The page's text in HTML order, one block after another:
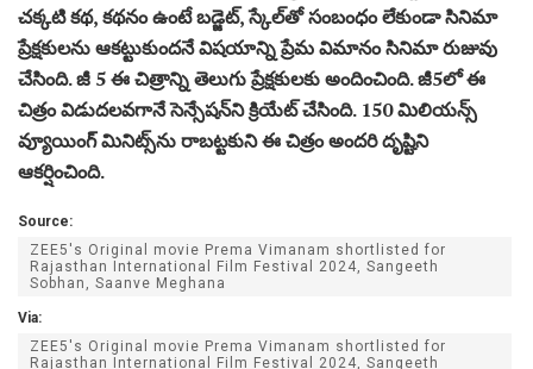
చక్కటి కథ, కథనం ఉంటే బడ్జెట్, స్కేల్‌తో సంబంధం లేకుండా సినిమా
ప్రేక్షకులను ఆకట్టుకుందనే విషయాన్ని ప్రేమ విమానం సినిమా రుజువు
చేసింది. జీ 5 ఈ చిత్రాన్ని తెలుగు ప్రేక్షకులకు అందించింది. జీ5లో ఈ
చిత్రం విడుదలవగానే సెన్సేషన్‌ని క్రియేట్ చేసింది. 150 మిలియన్స్
వ్యూయింగ్ మినిట్స్‌ను రాబట్టకుని ఈ చిత్రం అందరి దృష్టిని
ఆకర్షించింది.
Source:
ZEE5's Original movie Prema Vimanam shortlisted for
Rajasthan International Film Festival 2024, Sangeeth
Sobhan, Saanve Meghana
Via:
ZEE5's Original movie Prema Vimanam shortlisted for
Rajasthan International Film Festival 2024, Sangeeth